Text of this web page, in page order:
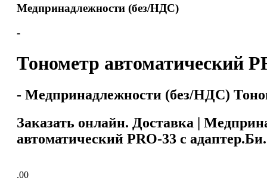
Медпринадлежности (без/НДС)
-
Тонометр автоматический
- Медпринадлежности (без/НДС)
Заказать онлайн. Доставка |
автоматический PRO-33 с
.00